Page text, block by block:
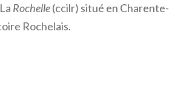
Rochelle (ccilr) situé en Charente-
Rochelais.